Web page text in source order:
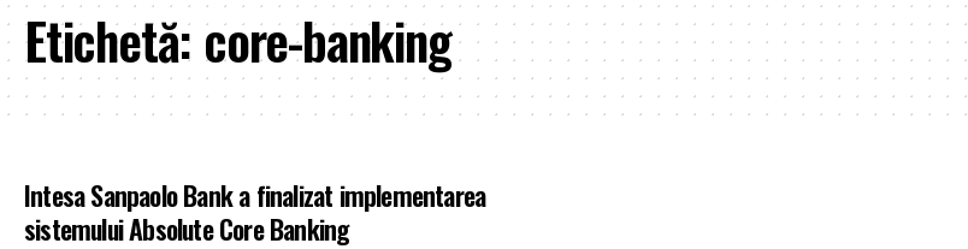
Etichetă: core-banking
Intesa Sanpaolo Bank a finalizat implementarea
sistemului Absolute Core Banking